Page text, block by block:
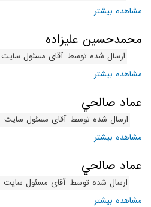
مشاهده بیشتر
محمدحسين عليزاده
ارسال شده توسط آقای مسئول سایت
مشاهده بیشتر
عماد صالحي
ارسال شده توسط آقای مسئول سایت
مشاهده بیشتر
عماد صالحي
ارسال شده توسط آقای مسئول سایت
مشاهده بیشتر